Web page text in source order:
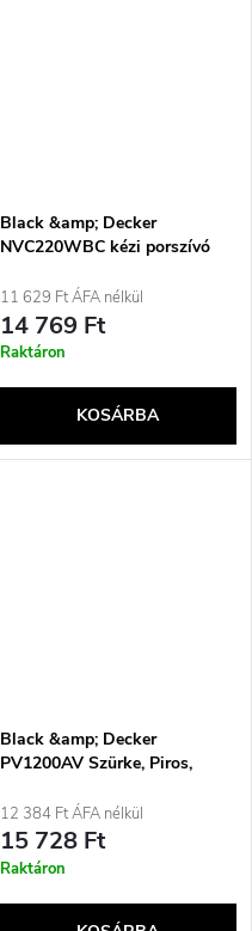
Black &amp; Decker
NVC220WBC kézi porszívó
11 629 Ft ÁFA nélkül
14 769 Ft
Raktáron
KOSÁRBA
Black &amp; Decker
PV1200AV Szürke, Piros,
12 384 Ft ÁFA nélkül
15 728 Ft
Raktáron